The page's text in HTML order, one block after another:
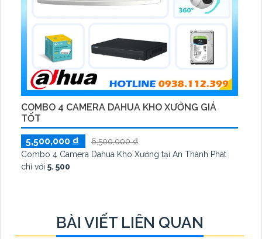
COMBO 4 CAMERA DAHUA KHO XƯỞNG GIÁ
TỐT
5,500,000 ₫
6,500,000 ₫
Combo 4 Camera Dahua Kho Xưởng tại An Thành Phát
chỉ với 5. 500
BÀI VIẾT LIÊN QUAN